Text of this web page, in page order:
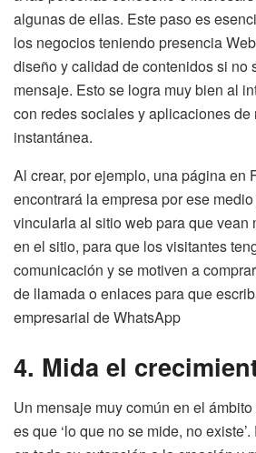
algunas de ellas. Este paso es
los negocios teniendo presencia
diseño y calidad de contenidos si no
mensaje. Esto se logra muy bien al
con redes sociales y aplicaciones de
instantánea.
Al crear, por ejemplo, una página en
encontrará la empresa por ese
vincularla al sitio web para que vean
en el sitio, para que los visitantes
comunicación y se motiven a
de llamada o enlaces para que
empresarial de WhatsApp
4. Mida el
Un mensaje muy común en el
es que ‘lo que no se mide, no